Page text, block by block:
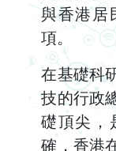
與香港居
項。
在基礎科
技的行政
礎頂尖，
確，香港